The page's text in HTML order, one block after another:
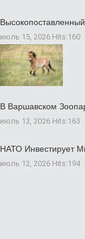
июль 15, 2026 Hits:160
В Варшавском
июль 13, 2026 Hits:163
НАТО Инвестирует
июль 12, 2026 Hits:194